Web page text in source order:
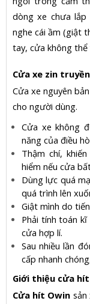
dòng xe chưa lắp
nghe cái ầm (giật
tay, cửa không thể
Cửa xe zin
Cửa xe nguyên
cho người dùng.
Cửa xe không
năng của điều
Thậm chí,
hiểm nếu cửa
Dùng lực quá
quá trình lên
Giật mình do
Phải tính toán
cửa hợp lí.
Sau nhiều lần
cấp nhanh
Giới thiệu cửa
Cửa hít Owin sản